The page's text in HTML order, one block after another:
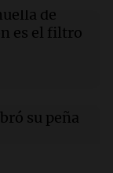
de defensa
armas
estudio
de
es el filtro
su peña